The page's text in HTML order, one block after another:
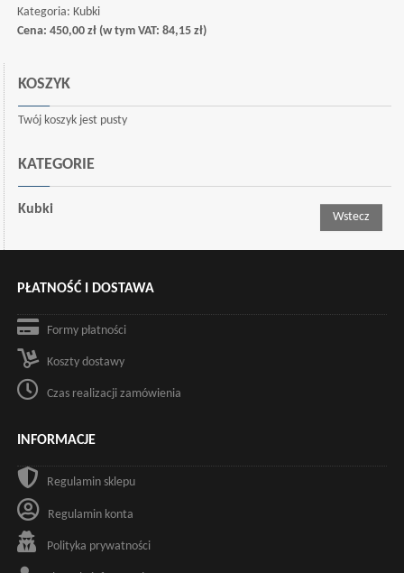
Kategoria: Kubki
Cena:450,00 zł (w tym VAT:84,15 zł)
KOSZYK
Twój koszyk jest pusty
KATEGORIE
Kubki
Wstecz
PŁATNOŚĆ I DOSTAWA
Formy płatności
Koszty dostawy
Czas realizacji zamówienia
INFORMACJE
Regulamin sklepu
Regulamin konta
Polityka prywatności